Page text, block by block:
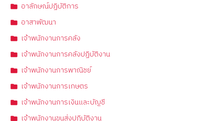
อาลักษณ์ปฏิบัติการ
อาสาพัฒนา
เจ้าพนักงานการคลัง
เจ้าพนักงานการคลังปฏิบัติงาน
เจ้าพนักงานการพาณิชย์
เจ้าพนักงานการเกษตร
เจ้าพนักงานการเงินและบัญชี
เจ้าพนักงานขนส่งปฏิบัติงาน